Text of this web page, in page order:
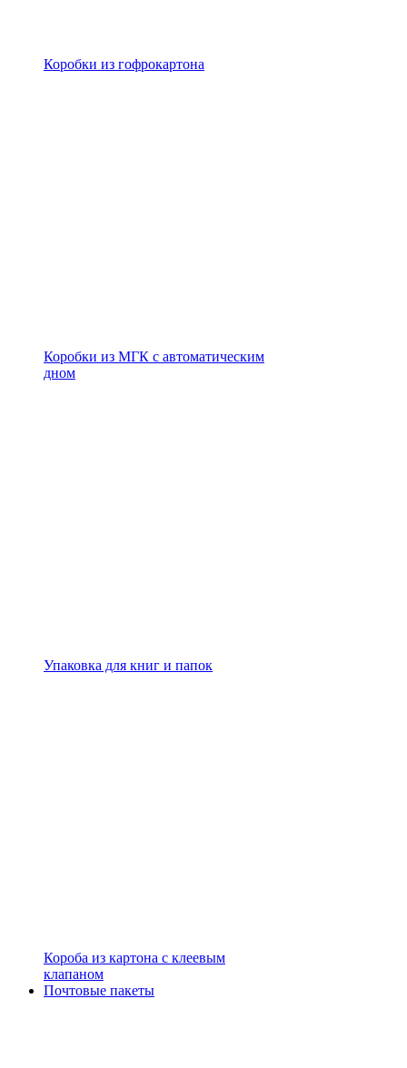
Коробки из гофрокартона
Коробки из МГК с автоматическим
дном
Упаковка для книг и папок
Короба из картона с клеевым
клапаном
Почтовые пакеты